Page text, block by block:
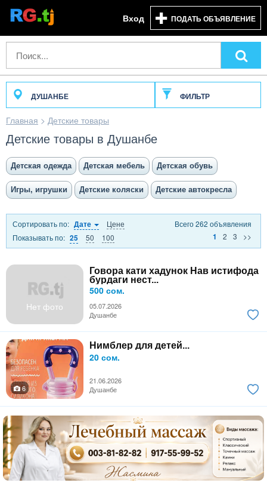
Вход ПОДАТЬ ОБЪЯВЛЕНИЕ
ДУШАНБЕ ФИЛЬТР
Главная > Детские товары
Детские товары в Душанбе
Детская одежда Детская мебель Детская обувь
Игры, игрушки Детские коляски Детские автокресла
Сортировать по: Дате
Цене
Показывать по: 25 50 100
Всего 262 объявления
1
2 3 >>
Нет фото
Говора кати хадунок Нав истифода
бурдаги нест...
500 сом.
05.07.2026
Душанбе
Нимблер для детей...
20 сом.
21.06.2026
6
Душанбе